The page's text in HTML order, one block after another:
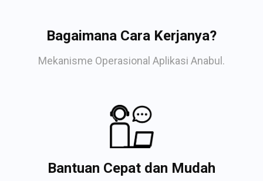
Bagaimana Cara Kerjanya?
Mekanisme Operasional Aplikasi Anabul.
Bantuan Cepat dan Mudah